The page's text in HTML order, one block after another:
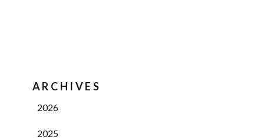
ARCHIVES
2026
2025